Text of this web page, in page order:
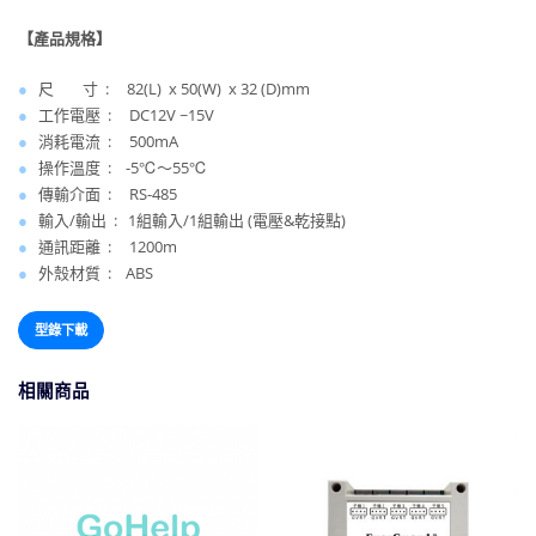
【產品規格】
● 尺 寸 : 82(L) x 50(W) x 32 (D)mm
● 工作電壓 : DC12V ~15V
● 消耗電流 : 500mA
● 操作溫度 : -5℃～55℃
● 傳輸介面 : RS-485
● 輸入/輸出 : 1組輸入/1組輸出 (電壓&乾接點)
● 通訊距離 : 1200m
● 外殼材質 : ABS
型錄下載
相關商品